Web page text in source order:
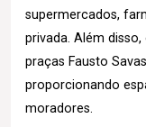
supermercados,
privada. Além
praças Fausto
proporcionando
moradores.